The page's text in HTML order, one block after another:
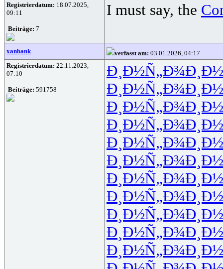
Registrierdatum: 18.07.2025,
09:11
Beiträge: 7
I must say, the
xanbank verfasst am: 03.01.2026, 04:17
Registrierdatum: 22.11.2023,
07:10
Beiträge: 591758
Ð¸Ð½Ñ„Ð¾
Ð¸Ð½Ñ„Ð¾
Ð¸Ð½Ñ„Ð¾
Ð¸Ð½Ñ„Ð¾
Ð¸Ð½Ñ„Ð¾
Ð¸Ð½Ñ„Ð¾
Ð¸Ð½Ñ„Ð¾
Ð¸Ð½Ñ„Ð¾
Ð¸Ð½Ñ„Ð¾
Ð¸Ð½Ñ„Ð¾
Ð¸Ð½Ñ„Ð¾